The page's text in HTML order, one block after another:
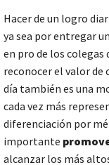
Hacer de un logro
ya sea por entregar
en pro de los
reconocer el valor de
día también es una
cada vez más
diferenciación por
importante
alcanzar los más